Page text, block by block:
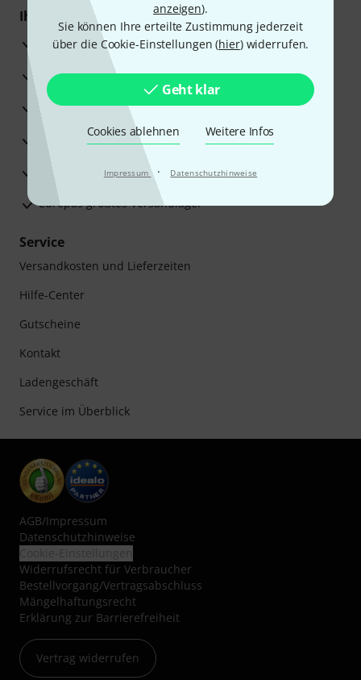
anzeigen).
Sie können Ihre erteilte Zustimmung jederzeit
über die Cookie-Einstellungen (hier) widerrufen.
Geht klar
Cookies ablehnen Weitere Infos
Impressum · Datenschutzhinweise
Ihre Vorteile
3 Jahre Thomann Garantie
30 Tage Money-Back-Garantie
Reparaturservice
Beratung durch Fachexperten
Zufriedenheitsgarantie
Europas größtes Versandlager
Service
Versandkosten und Lieferzeiten
Hilfe-Center
Gutscheine
Kontakt
Ladengeschäft
Service im Überblick
AGB/Impressum
Datenschutzhinweise
Widerrufsrecht für Verbraucher
Bestellvorgang/Vertragsabschluss
Mängelhaftungsrecht
Erklärung zur Barrierefreiheit
Vertrag widerrufen